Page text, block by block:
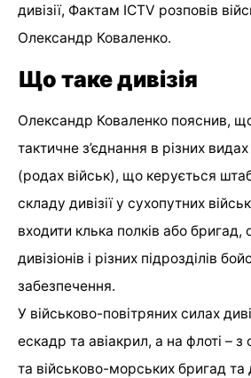
дивізії, Фактам ICTV розповів
Олександр Коваленко.
Що таке дивізія
Олександр Коваленко пояснив, що
тактичне з’єднання в різних
(родах військ), що керується
складу дивізії у сухопутних
входити клька полків або бригад,
дивізіонів і різних підрозділів
забезпечення.
У військово-повітряних силах
ескадр та авіакрил, а на флоті –
та військово-морських бригад та